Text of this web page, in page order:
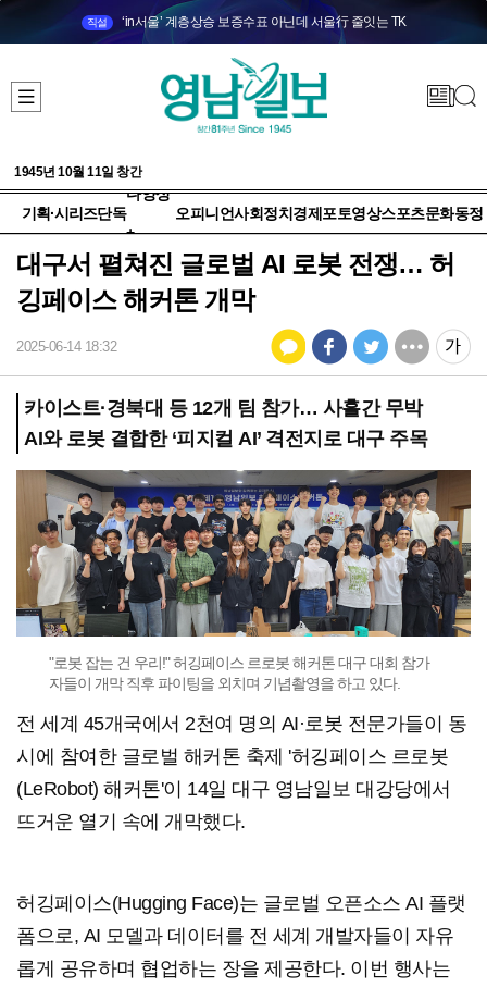
직설 ‘in서울’ 계층상승 보증수표 아닌데 서울行 줄잇는 TK
1945년 10월 11일 창간
기획·시리즈단독
다양성
+
오피니언사회정치 경제 포토영상스포츠문화동정
대구서 펼쳐진 글로벌 AI 로봇 전쟁… 허
깅페이스 해커톤 개막
2025-06-14 18:32
카이스트·경북대 등 12개 팀 참가… 사흘간 무박
AI와 로봇 결합한 ‘피지컬 AI’ 격전지로 대구 주목
"로봇 잡는 건 우리!" 허깅페이스 르로봇 해커톤 대구 대회 참가
자들이 개막 직후 파이팅을 외치며 기념촬영을 하고 있다.
전 세계 45개국에서 2천여 명의 AI·로봇 전문가들이 동
시에 참여한 글로벌 해커톤 축제 '허깅페이스 르로봇
(LeRobot) 해커톤'이 14일 대구 영남일보 대강당에서
뜨거운 열기 속에 개막했다.
허깅페이스(Hugging Face)는 글로벌 오픈소스 AI 플랫
폼으로, AI 모델과 데이터를 전 세계 개발자들이 자유
롭게 공유하며 협업하는 장을 제공한다. 이번 행사는